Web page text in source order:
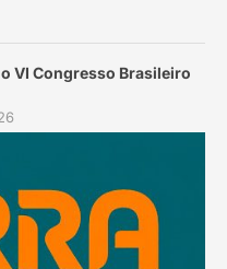
VI Congresso Brasileiro